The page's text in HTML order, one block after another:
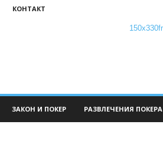
КОНТАКТ
ЗАКОН И ПОКЕР РАЗВЛЕЧЕНИЯ ПОКЕРА